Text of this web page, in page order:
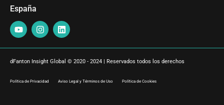
España
Y
o
u
t
u
b
I
n
s
t
a
g
a
L
i
n
k
e
d
n
dFanton Insight Global © 2020 - 2024 | Reservados todos los derechos
Política de Privacidad Aviso Legal y Términos de Uso Política de Cookies